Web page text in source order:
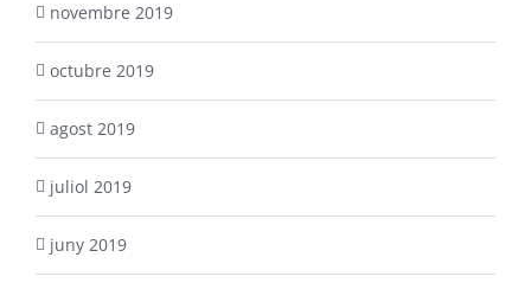
novembre 2019
octubre 2019
agost 2019
juliol 2019
juny 2019